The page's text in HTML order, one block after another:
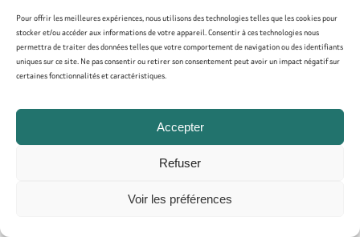
Pour offrir les meilleures expériences, nous utilisons des technologies telles que les cookies pour
stocker et/ou accéder aux informations de votre appareil. Consentir à ces technologies nous
permettra de traiter des données telles que votre comportement de navigation ou des identifiants
uniques sur ce site. Ne pas consentir ou retirer son consentement peut avoir un impact négatif sur
certaines fonctionnalités et caractéristiques.
Accepter
Refuser
Voir les préférences
Politique de confidentialité
Politique de cookies (UE)